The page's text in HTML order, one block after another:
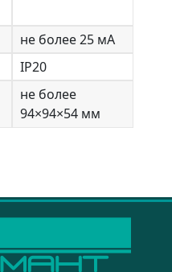
не более 25 мА
IP20
не более
94×94×54 мм